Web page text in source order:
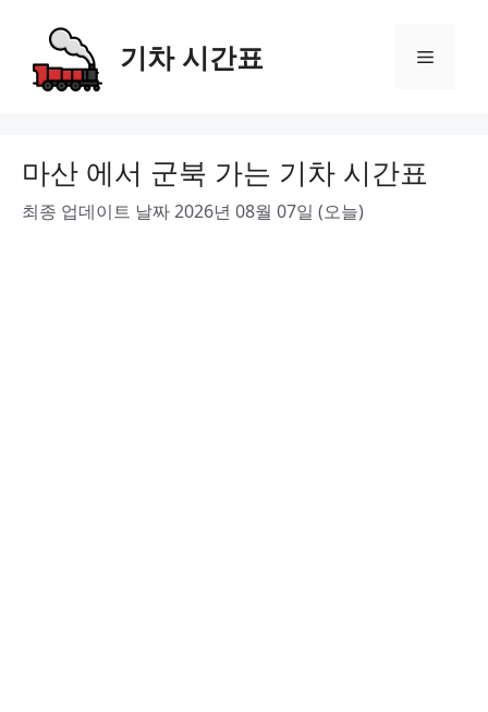
content
기차 시간표 Menu
마산 에서 군북 가는 기차 시간표
최종 업데이트 날짜 2026년 08월 07일 (오늘)